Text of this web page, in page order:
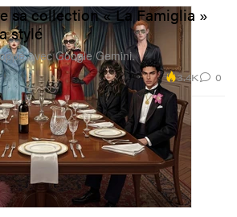
sa collection « La Famiglia »
stylé
avec Google Gemini.
3.4K 0